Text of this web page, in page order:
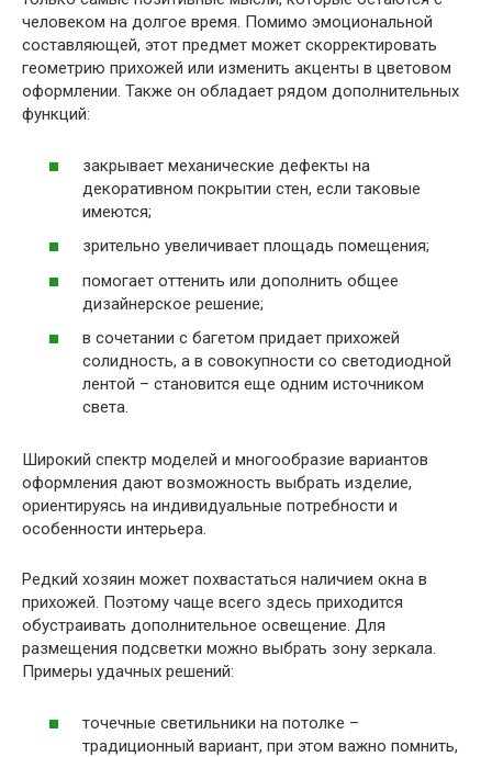
человеком на долгое время. Помимо эмоциональной
составляющей, этот предмет может скорректировать
геометрию прихожей или изменить акценты в цветовом
оформлении. Также он обладает рядом дополнительных
функций:
закрывает механические дефекты на
декоративном покрытии стен, если таковые
имеются;
зрительно увеличивает площадь помещения;
помогает оттенить или дополнить общее
дизайнерское решение;
в сочетании с багетом придает прихожей
солидность, а в совокупности со светодиодной
лентой – становится еще одним источником
света.
Широкий спектр моделей и многообразие вариантов
оформления дают возможность выбрать изделие,
ориентируясь на индивидуальные потребности и
особенности интерьера.
Редкий хозяин может похвастаться наличием окна в
прихожей. Поэтому чаще всего здесь приходится
обустраивать дополнительное освещение. Для
размещения подсветки можно выбрать зону зеркала.
Примеры удачных решений:
точечные светильники на потолке –
традиционный вариант, при этом важно помнить,